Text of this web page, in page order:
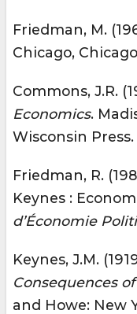
Friedman, M.
Chicago,
Commons, J.R.
Economics.
Wisconsin Press.
Friedman, R.
Keynes :
d’Économie
Keynes, J.M.
Consequences
and Howe: New